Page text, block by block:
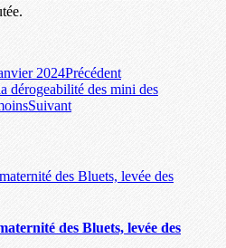
2024Précédent
dérogeabilité des mini des
Suivant
des Bluets, levée des